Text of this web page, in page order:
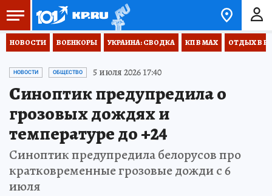
НОВОСТИ ВОЕНКОРЫ УКРАИНА: СВОДКА КП В МАХ ОТДЫХ В
НОВОСТИ ОБЩЕСТВО 5 июля 2026 17:40
Синоптик предупредила о
грозовых дождях и
температуре до +24
Синоптик предупредила белорусов про
кратковременные грозовые дожди с 6
июля